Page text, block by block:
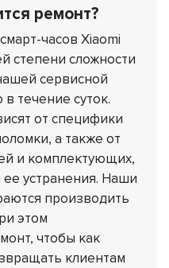
ремонт?
часов Xiaomi
степени сложности
сервисной
в течение суток.
от специфики
а также от
и комплектующих,
устранения. Наши
производить
этом
чтобы как
клиентам